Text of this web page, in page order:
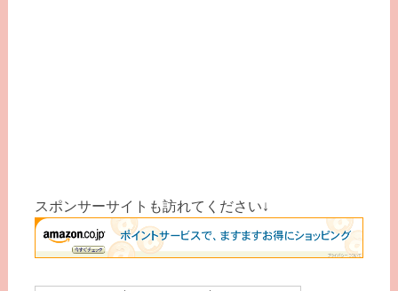
スポンサーサイトも訪れてください↓